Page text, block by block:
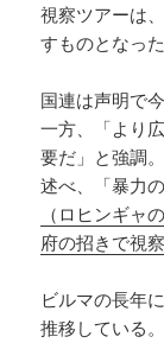
視察ツアーは
すものとなっ
国連は声明で
一方、「より
要だ」と強調
述べ、「暴力
（ロヒンギャ
府の招きで視察
ビルマの長年
推移している